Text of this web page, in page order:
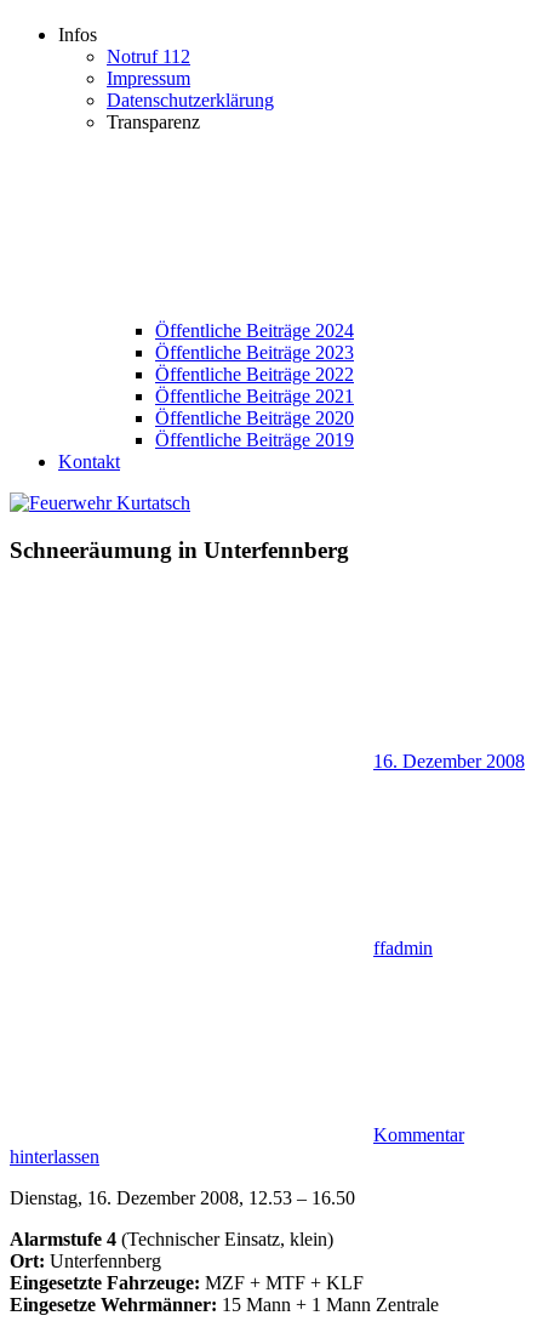
Infos
Notruf 112
Impressum
Datenschutzerklärung
Transparenz
Öffentliche Beiträge 2024
Öffentliche Beiträge 2023
Öffentliche Beiträge 2022
Öffentliche Beiträge 2021
Öffentliche Beiträge 2020
Öffentliche Beiträge 2019
Kontakt
Schneeräumung in Unterfennberg
16. Dezember 2008
ffadmin
Kommentar
hinterlassen
Dienstag, 16. Dezember 2008, 12.53 – 16.50
Alarmstufe 4 (Technischer Einsatz, klein)
Ort: Unterfennberg
Eingesetzte Fahrzeuge: MZF + MTF + KLF
Eingesetze Wehrmänner: 15 Mann + 1 Mann Zentrale